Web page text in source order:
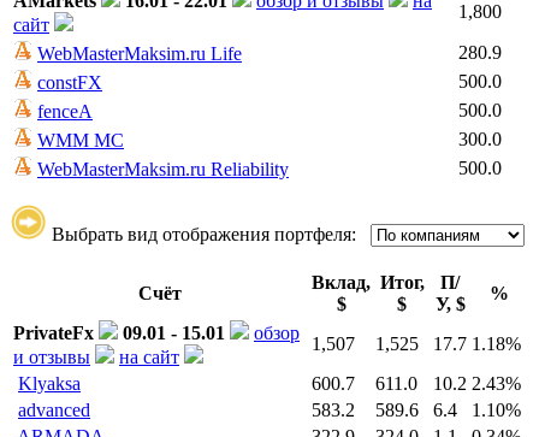
сайт
1,800
WebMasterMaksim.ru Life
280.9
constFX
500.0
fenceA
500.0
WMM MC
300.0
WebMasterMaksim.ru Reliability
500.0
Выбрать вид отображения портфеля:
Счёт
Вклад,
$
Итог,
$
П/
У, $
%
PrivateFx
09.01 - 15.01
обзор
и отзывы
на сайт
1,507 1,525 17.7 1.18%
Klyaksa
600.7 611.0 10.2 2.43%
advanced
583.2 589.6 6.4
1.10%